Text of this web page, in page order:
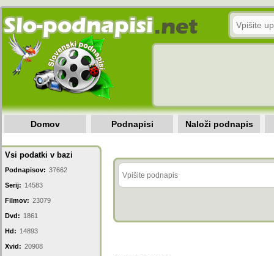
Domov Podnapisi Naloži podnapis
Vsi podatki v bazi
Podnapisov: 37662
Serij: 14583
Filmov: 23079
Dvd: 1861
Hd: 14893
Xvid: 20908